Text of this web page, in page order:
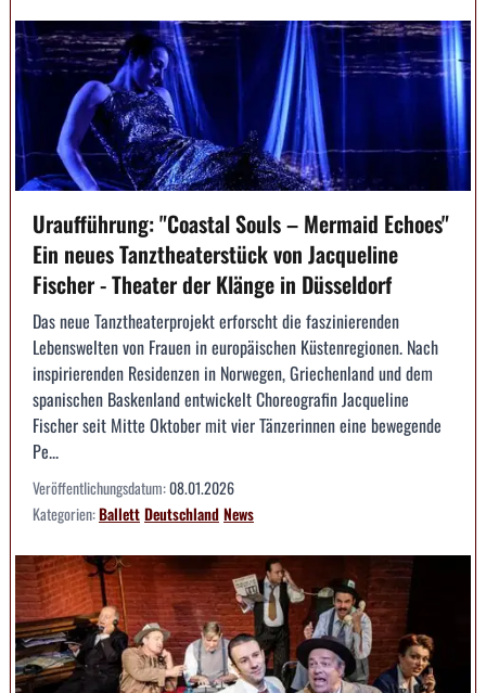
Uraufführung: "Coastal Souls – Mermaid Echoes"
Ein neues Tanztheaterstück von Jacqueline
Fischer - Theater der Klänge in Düsseldorf
Das neue Tanztheaterprojekt erforscht die faszinierenden
Lebenswelten von Frauen in europäischen Küstenregionen. Nach
inspirierenden Residenzen in Norwegen, Griechenland und dem
spanischen Baskenland entwickelt Choreografin Jacqueline
Fischer seit Mitte Oktober mit vier Tänzerinnen eine bewegende
Pe...
Veröffentlichungsdatum:08.01.2026
Kategorien:BallettDeutschlandNews